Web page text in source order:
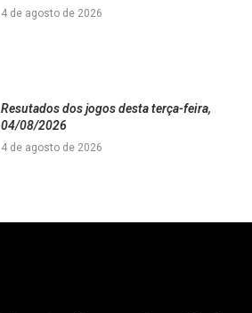
4 de agosto de 2026
Resutados dos jogos desta terça-feira,
04/08/2026
4 de agosto de 2026